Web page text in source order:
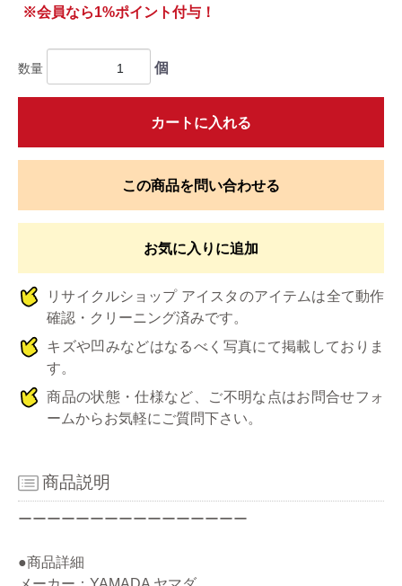
※会員なら1%ポイント付与！
数量 個
カートに入れる
この商品を問い合わせる
お気に入りに追加
リサイクルショップ アイスタのアイテムは全て動作
確認・クリーニング済みです。
キズや凹みなどはなるべく写真にて掲載しておりま
す。
商品の状態・仕様など、ご不明な点はお問合せフォ
ームからお気軽にご質問下さい。
商品説明
ーーーーーーーーーーーーーーーー
●商品詳細